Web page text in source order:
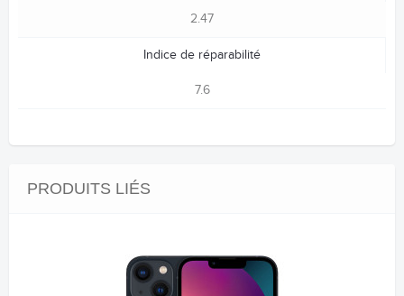
2.47
Indice de réparabilité
7.6
PRODUITS LIÉS